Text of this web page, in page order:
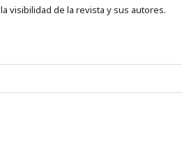
la visibilidad de la revista y sus autores.